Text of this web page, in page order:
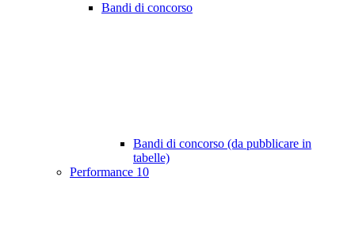
Bandi di concorso
Bandi di concorso (da pubblicare in
tabelle)
Performance 10